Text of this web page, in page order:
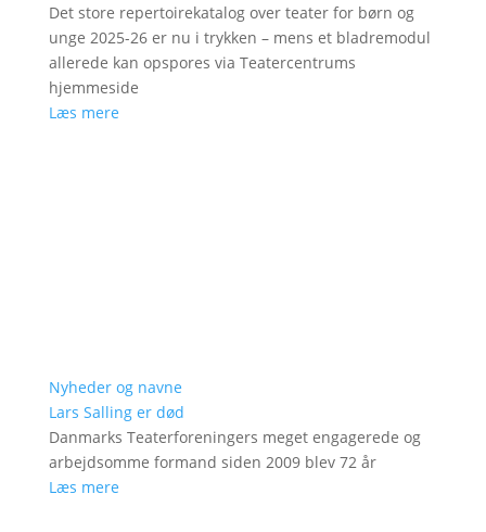
Det store repertoirekatalog over teater for børn og
unge 2025-26 er nu i trykken – mens et bladremodul
allerede kan opspores via Teatercentrums
hjemmeside
Læs mere
Nyheder og navne
Lars Salling er død
Danmarks Teaterforeningers meget engagerede og
arbejdsomme formand siden 2009 blev 72 år
Læs mere